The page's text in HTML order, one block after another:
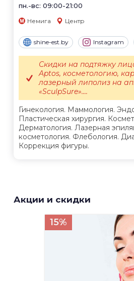
пн.-вс: 09:00-21:00
Немига Центр
shine-est.by Instagram
Гинекология. Маммология.
Пластическая хирургия.
Дерматология. Лазерная
косметология. Флебология.
Коррекция фигуры.
Скидки на подтяжку
Aptos, косметологию,
лазерный липолиз на
«SculpSure»....
Акции и скидки
15%